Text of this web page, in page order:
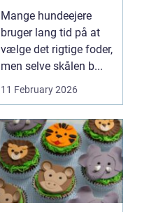
hund
Mange hundeejere
bruger lang tid på at
vælge det rigtige foder,
men selve skålen b...
11 February 2026